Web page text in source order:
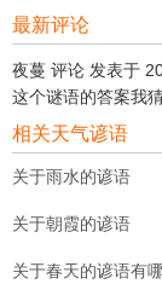
最新评论
夜蔓 评论 发表于
这个谜语的答案我
相关天气谚语
关于雨水的谚语
关于朝霞的谚语
关于春天的谚语有